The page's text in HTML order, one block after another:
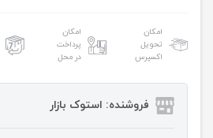
امکان
تحویل
اکسپرس
امکان
پرداخت
در محل
فروشنده: استوک بازار